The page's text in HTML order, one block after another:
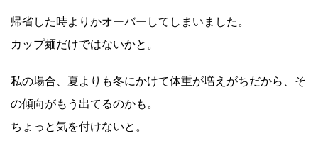
帰省した時よりかオーバーしてしまいました。
カップ麺だけではないかと。
私の場合、夏よりも冬にかけて体重が増えがちだから、そ
の傾向がもう出てるのかも。
ちょっと気を付けないと。